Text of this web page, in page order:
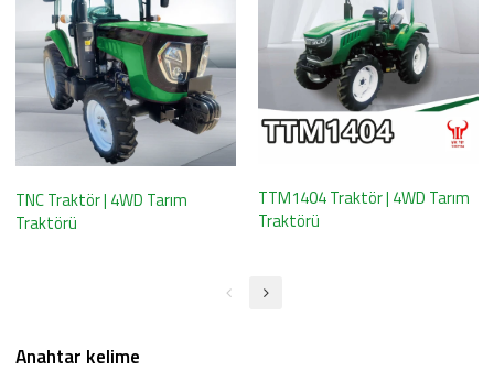
TNC Traktör | 4WD Tarım
Traktörü
TTM1404 Traktör | 4WD Tarım
Traktörü
Anahtar kelime